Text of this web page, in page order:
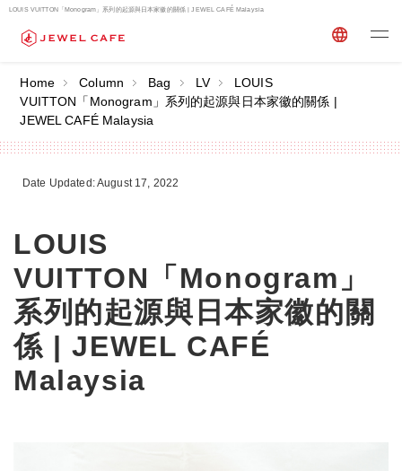
LOUIS VUITTON「Monogram」系列的起源與日本家徽的關係 | JEWEL CAFÉ Malaysia
Home Column Bag LV
LOUIS
VUITTON「Monogram」系列的起源與日本家徽的關係 |
JEWEL CAFÉ Malaysia
Date Updated: August 17, 2022
LOUIS
VUITTON「Monogram」
系列的起源與日本家徽的關
係 | JEWEL CAFÉ
Malaysia